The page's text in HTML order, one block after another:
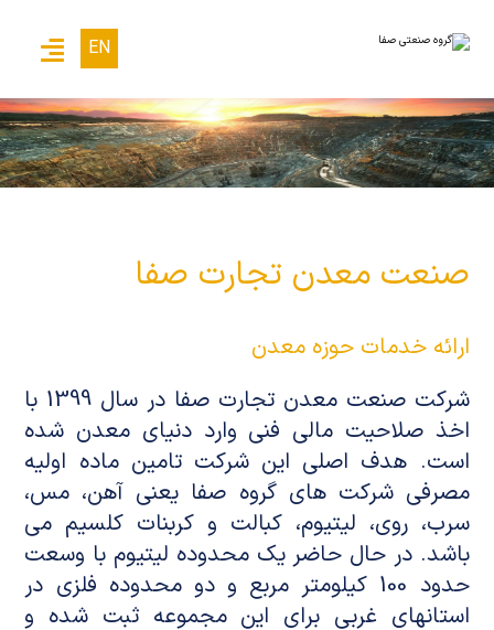
EN
صنعت معدن تجارت صفا
ارائه خدمات حوزه معدن
شرکت صنعت معدن تجارت صفا در سال 1399 با
اخذ صلاحیت مالی فنی وارد دنیای معدن شده
است. هدف اصلی این شرکت تامین ماده اولیه
مصرفی شرکت های گروه صفا یعنی آهن، مس،
سرب، روی، لیتیوم، کبالت و کربنات کلسیم می
باشد. در حال حاضر یک محدوده لیتیوم با وسعت
حدود 100 کیلومتر مربع و دو محدوده فلزی در
استانهای غربی برای این مجموعه ثبت شده و